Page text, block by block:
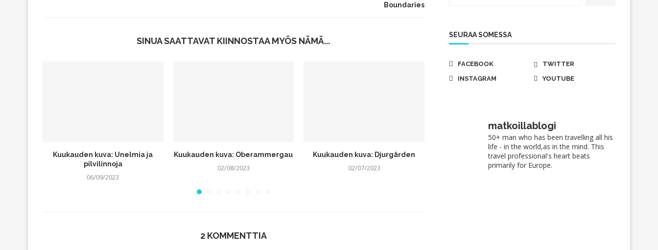
Boundaries
SINUA SAATTAVAT KIINNOSTAA MYÖS NÄMÄ...
Kuukauden kuva: Unelmia ja
pilvilinnoja
06/09/2023
Kuukauden kuva: Oberammergau
02/08/2023
Kuukauden kuva: Djurgården
02/07/2023
Kuukauden kuva: Noblessner
02/06/2023
Kuukauden kuva; Ilta
2 KOMMENTTIA
SEURAA SOMESSA
FACEBOOK
TWITTER
INSTAGRAM
YOUTUBE
matkoillablogi
50+ man who has been travelling all his
life - in the world,as in the mind. This
travel professional's heart beats
primarily for Europe.